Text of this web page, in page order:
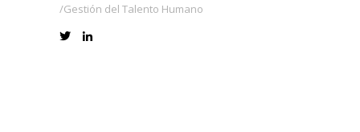
Gestión del Talento Humano